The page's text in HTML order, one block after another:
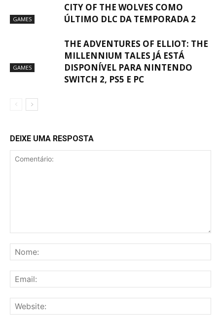
GAMES
CITY OF THE WOLVES COMO
ÚLTIMO DLC DA TEMPORADA 2
GAMES
THE ADVENTURES OF ELLIOT: THE
MILLENNIUM TALES JÁ ESTÁ
DISPONÍVEL PARA NINTENDO
SWITCH 2, PS5 E PC
DEIXE UMA RESPOSTA